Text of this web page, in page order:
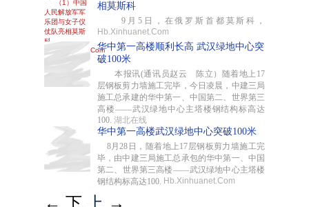
相莫斯科
9月5日，在俄罗斯首都莫斯科，
Hb.Xinhuanet.Com
华中第一高楼顺利长高 武汉绿地中心突
破100米
本报讯(通讯员赵云 陈立）随着地上17
层钢板剪力墙施工完毕，今日凌晨，中建三局
施工总承建的华中第一、中国第二、世界第三
高楼——武汉绿地中心主塔楼钢结构标高达
100. 湖北在线
华中第一高楼武汉绿地中心突破100米
8月28日，随着地上17层钢板剪力墙施工完
毕，由中建三局施工总承包的华中第一、中国
第二、世界第三高楼——武汉绿地中心主塔楼
钢结构标高达100. Hb.Xinhuanet.Com
← 下 上 →